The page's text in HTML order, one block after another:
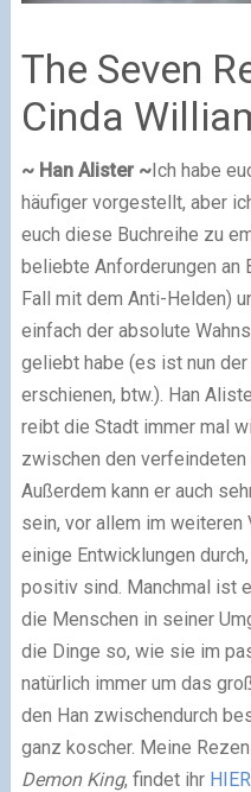
The Seven
Cinda
~ Han Alister ~Ich habe
häufiger vorgestellt, aber
euch diese Buchreihe zu
beliebte Anforderungen an
Fall mit dem Anti-Helden)
einfach der absolute
geliebt habe (es ist nun
erschienen, btw.) . Han
reibt die Stadt immer mal
zwischen den verfeindeten
Außerdem kann er auch
sein, vor allem im weiteren
einige Entwicklungen
positiv sind. Manchmal ist
die Menschen in seiner
die Dinge so, wie sie im
natürlich immer um das
den Han zwischendurch
ganz koscher. Meine
Demon King, findet ihr HIER